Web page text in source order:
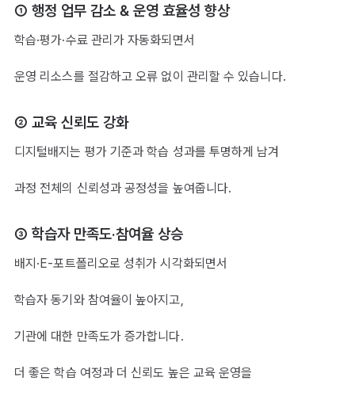
① 행정 업무 감소 & 운영 효율성 향상
학습·평가·수료 관리가 자동화되면서
운영 리소스를 절감하고 오류 없이 관리할 수 있습니다.
② 교육 신뢰도 강화
디지털배지는 평가 기준과 학습 성과를 투명하게 남겨
과정 전체의 신뢰성과 공정성을 높여줍니다.
③ 학습자 만족도·참여율 상승
배지·E-포트폴리오로 성취가 시각화되면서
학습자 동기와 참여율이 높아지고,
기관에 대한 만족도가 증가합니다.
더 좋은 학습 여정과 더 신뢰도 높은 교육 운영을